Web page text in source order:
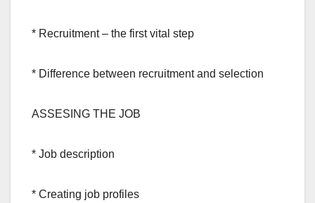
* Recruitment – the first vital step
* Difference between recruitment and selection
ASSESING THE JOB
* Job description
* Creating job profiles